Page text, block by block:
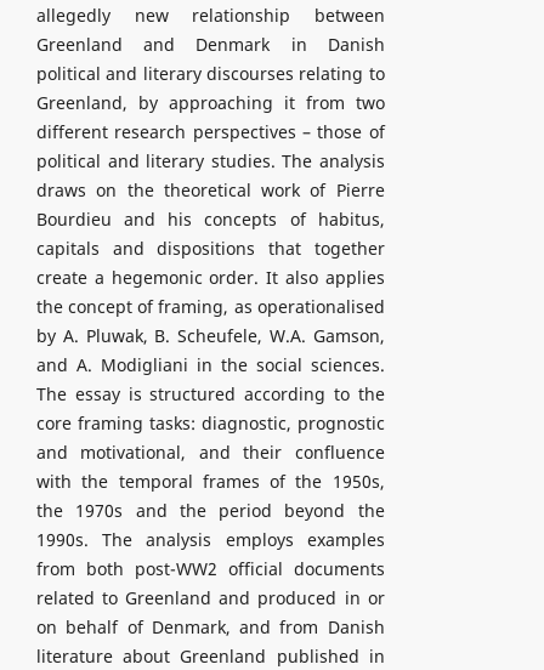
allegedly new relationship between
Greenland and Denmark in Danish
political and literary discourses relating to
Greenland, by approaching it from two
different research perspectives – those of
political and literary studies. The analysis
draws on the theoretical work of Pierre
Bourdieu and his concepts of habitus,
capitals and dispositions that together
create a hegemonic order. It also applies
the concept of framing, as operationalised
by A. Pluwak, B. Scheufele, W.A. Gamson,
and A. Modigliani in the social sciences.
The essay is structured according to the
core framing tasks: diagnostic, prognostic
and motivational, and their confluence
with the temporal frames of the 1950s,
the 1970s and the period beyond the
1990s. The analysis employs examples
from both post-WW2 official documents
related to Greenland and produced in or
on behalf of Denmark, and from Danish
literature about Greenland published in